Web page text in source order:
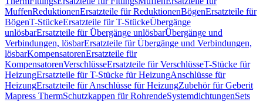
MuffenReduktionenErsatzteile für ReduktionenBögenErsatzteile für
BögenT-StückeErsatzteile für T-StückeÜbergänge
unlösbarErsatzteile für Übergänge unlösbarÜbergänge und
Verbindungen, lösbarErsatzteile für Übergänge und Verbindungen,
lösbarKompensatorenErsatzteile für
KompensatorenVerschlüsseErsatzteile für VerschlüsseT-Stücke für
HeizungErsatzteile für T-Stücke für HeizungAnschlüsse für
HeizungErsatzteile für Anschlüsse für HeizungZubehör für Geberit
Mapress ThermSchutzkappen für RohrendeSystemdichtungenSets